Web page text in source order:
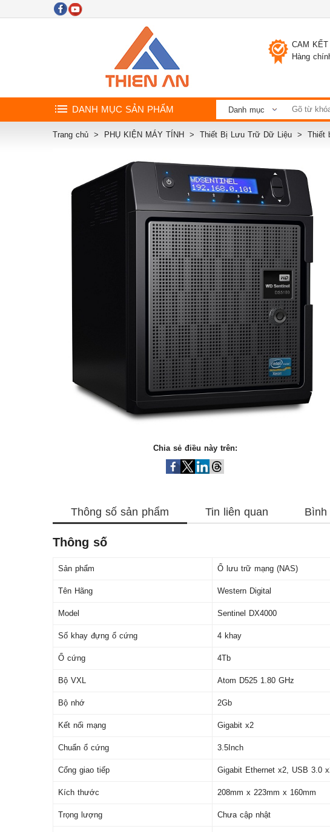
CAM KẾT
Hàng
DANH MỤC SẢN PHẨM Danh mục
Trang chủ PHỤ KIỆN MÁY TÍNH Thiết Bị Lưu Trữ Dữ Liệu Thiết
Chia sẻ điều này trên:
Thông số sản phẩm Tin liên quan Bình
Thông số
Sản phẩm Ổ lưu trữ mạng (NAS)
Tên Hãng Western Digital
Model Sentinel DX4000
Số khay đựng ổ cứng 4 khay
Ổ cứng 4Tb
Bộ VXL Atom D525 1.80 GHz
Bộ nhớ 2Gb
Kết nối mạng Gigabit x2
Chuẩn ổ cứng 3.5Inch
Cổng giao tiếp Gigabit Ethernet x2, USB 3.0
Kích thước 208mm x 223mm x 160mm
Trọng lượng Chưa cập nhật